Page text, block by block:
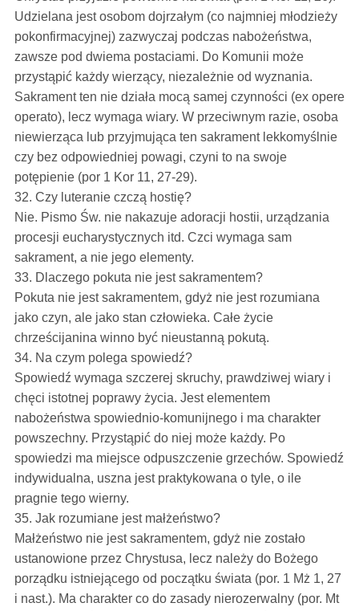
Udzielana jest osobom dojrzałym (co najmniej młodzieży
pokonfirmacyjnej) zazwyczaj podczas nabożeństwa,
zawsze pod dwiema postaciami. Do Komunii może
przystąpić każdy wierzący, niezależnie od wyznania.
Sakrament ten nie działa mocą samej czynności (ex opere
operato), lecz wymaga wiary. W przeciwnym razie, osoba
niewierząca lub przyjmująca ten sakrament lekkomyślnie
czy bez odpowiedniej powagi, czyni to na swoje
potępienie (por 1 Kor 11, 27-29).
32. Czy luteranie czczą hostię?
Nie. Pismo Św. nie nakazuje adoracji hostii, urządzania
procesji eucharystycznych itd. Czci wymaga sam
sakrament, a nie jego elementy.
33. Dlaczego pokuta nie jest sakramentem?
Pokuta nie jest sakramentem, gdyż nie jest rozumiana
jako czyn, ale jako stan człowieka. Całe życie
chrześcijanina winno być nieustanną pokutą.
34. Na czym polega spowiedź?
Spowiedź wymaga szczerej skruchy, prawdziwej wiary i
chęci istotnej poprawy życia. Jest elementem
nabożeństwa spowiednio-komunijnego i ma charakter
powszechny. Przystąpić do niej może każdy. Po
spowiedzi ma miejsce odpuszczenie grzechów. Spowiedź
indywidualna, uszna jest praktykowana o tyle, o ile
pragnie tego wierny.
35. Jak rozumiane jest małżeństwo?
Małżeństwo nie jest sakramentem, gdyż nie zostało
ustanowione przez Chrystusa, lecz należy do Bożego
porządku istniejącego od początku świata (por. 1 Mż 1, 27
i nast.). Ma charakter co do zasady nierozerwalny (por. Mt